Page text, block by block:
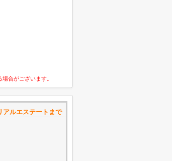
合がございます。
ルエステートまで